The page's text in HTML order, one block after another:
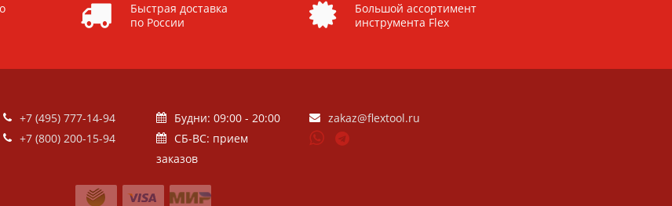
Быстрая доставка
по России
Большой ассортимент
инструмента Flex
+7 (495) 777-14-94
+7 (800) 200-15-94
Будни: 09:00 - 20:00
СБ-ВС: прием
заказов
zakaz@flextool.ru